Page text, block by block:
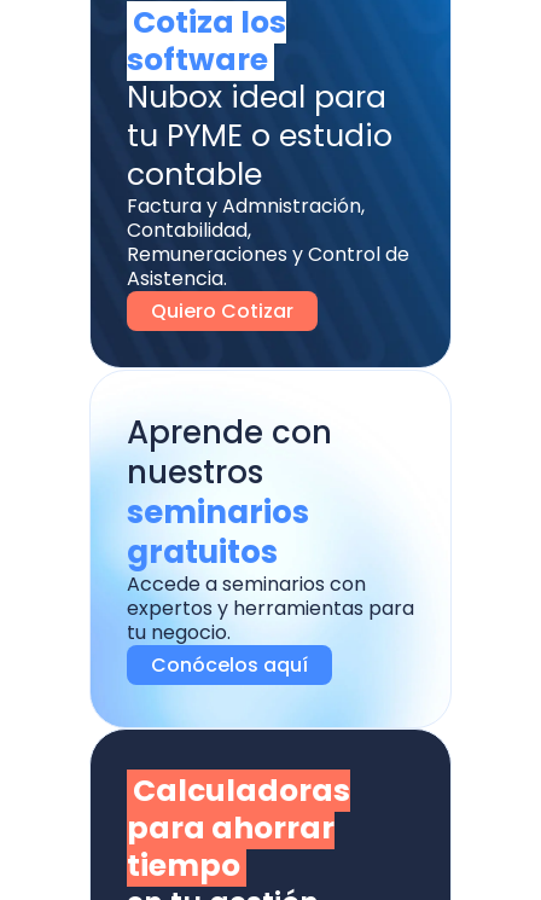
Calculadoras
para ahorrar
tiempo
Aprende con
nuestros
seminarios
gratuitos
Accede a seminarios con
expertos y herramientas para
tu negocio.
Conócelos aquí
Cotiza los
software
Nubox ideal para
tu PYME o estudio
contable
Factura y Admnistración,
Contabilidad,
Remuneraciones y Control de
Asistencia.
Quiero Cotizar